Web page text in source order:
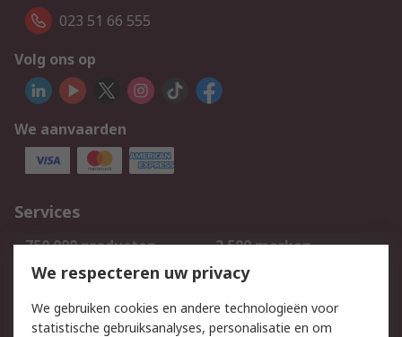
023 51 66 555
Volg ons op
We aanvaarden
Services
750.000 producten
2.500 merken
Bestellen
Inkoopoplossingen
Track & Trace
We respecteren uw privacy
We gebruiken cookies en andere technologieën voor
statistische gebruiksanalyses, personalisatie en om